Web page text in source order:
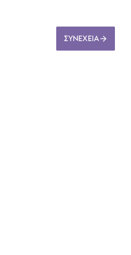
ΣΥΝΈΧΕΙΑ